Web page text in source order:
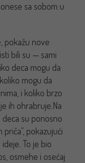
sa sobom u
pokažu nove
bili su — sami
deca mogu da
mogu da
i koliko brzo
ih ohrabruje.Na
deca su ponosno
pokazujući
To je bio
osmehe i osećaj